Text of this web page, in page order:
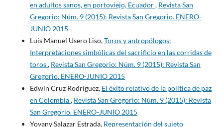
en adultos sanos, en portoviejo, Ecuador, Revista San
Gregorio: Núm. 9 (2015): Revista San Gregorio. ENERO-
JUNIO 2015
Luis Manuel Usero Liso,Toros y antropólogos:
Interpretaciones simbólicas del sacrificio en las corridas de
toros, Revista San Gregorio: Núm. 9 (2015): Revista San
Gregorio. ENERO-JUNIO 2015
Edwin Cruz Rodríguez, El éxito relativo de la política de paz
en Colombia, Revista San Gregorio: Núm. 9 (2015): Revista
San Gregorio. ENERO-JUNIO 2015
Yovany Salazar Estrada, Representación del sujeto